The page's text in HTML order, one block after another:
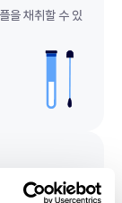
을 채취할 수 있